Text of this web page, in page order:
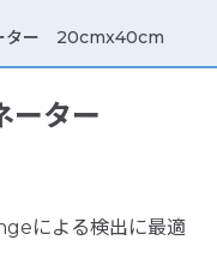
ター 20cmx40cm
ター
による検出に最適